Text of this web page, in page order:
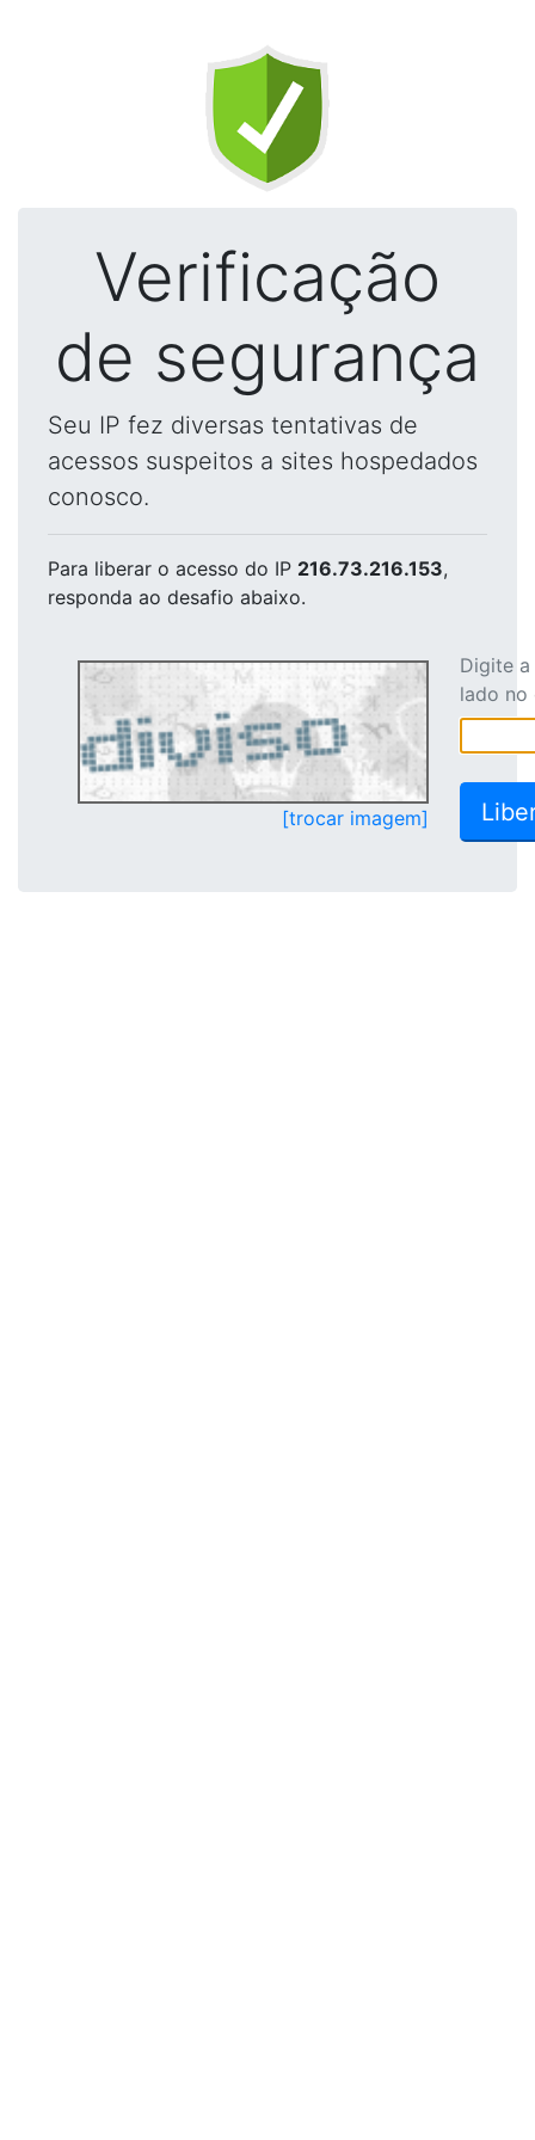
Verificação
de segurança
Seu IP fez diversas tentativas de
acessos suspeitos a sites hospedados
conosco.
Para liberar o acesso do IP 216.73.216.153,
responda ao desafio abaixo.
[trocar imagem]
Digite
lado no